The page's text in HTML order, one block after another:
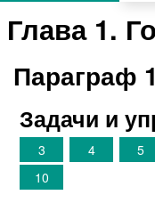
Глава 1.
Параграф 1
Задачи и
3
4 5
10